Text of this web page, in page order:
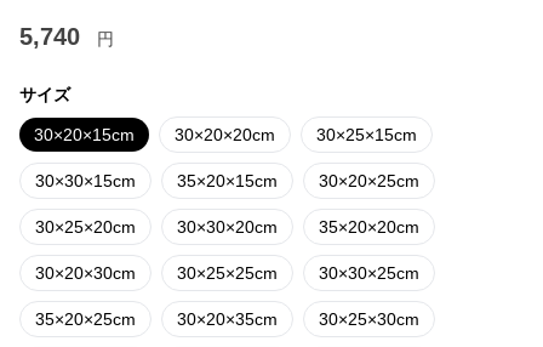
5,740 円
サイズ
30×20×15cm 30×20×20cm 30×25×15cm
30×30×15cm 35×20×15cm 30×20×25cm
30×25×20cm 30×30×20cm 35×20×20cm
30×20×30cm 30×25×25cm 30×30×25cm
35×20×25cm 30×20×35cm 30×25×30cm